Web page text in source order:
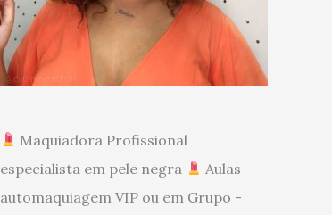
Maquiadora Profissional
especialista em pele negra
Aulas
automaquiagem VIP ou em Grupo -